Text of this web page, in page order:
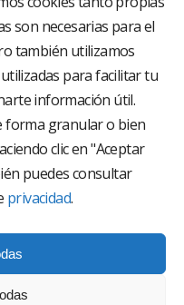
son necesarias para el
también utilizamos
para facilitar tu
información útil.
forma granular o bien
clic en "Aceptar
puedes consultar
privacidad.
de los proveedores
en España, creado
el acceso a una
red asistencial
y 37 centros médicos